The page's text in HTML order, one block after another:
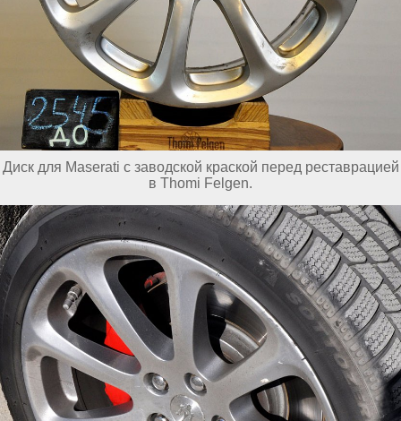
Диск для Maserati с заводской краской перед реставрацией
в Thomi Felgen.